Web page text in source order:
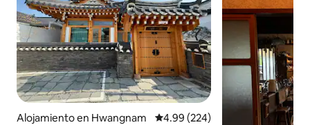
Alojamiento en Hwangnam Calificación promedio: 4.99 de
4.99 (224)